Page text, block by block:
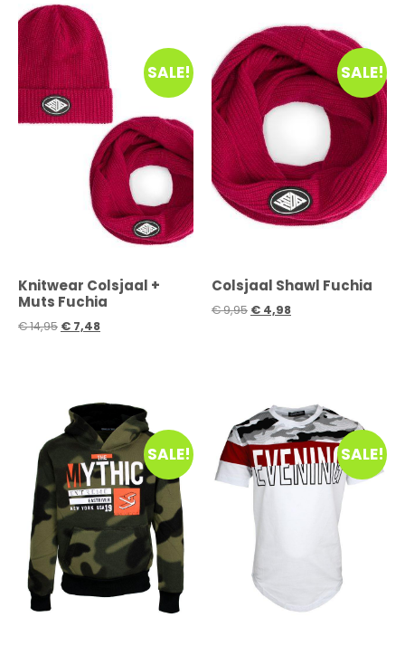
SALE!
Knitwear Colsjaal +
Muts Fuchia
€14,95 € 7,48
SALE!
Colsjaal Shawl Fuchia
€9,95 € 4,98
SALE! SALE!